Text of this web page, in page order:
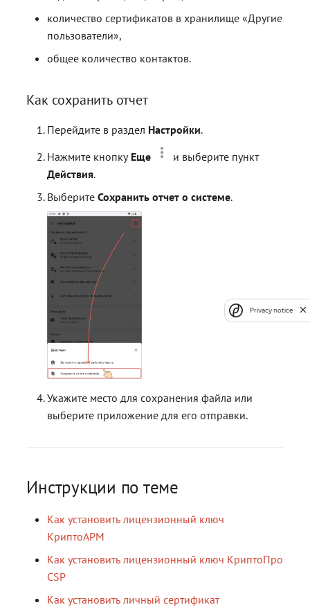
количество сертификатов в хранилище «Другие
пользователи»,
общее количество контактов.
Как сохранить отчет
Перейдите в раздел Настройки.
Нажмите кнопку Еще
и выберите пункт
Действия.
ВыберитеСохранить отчет о системе.
Укажите место для сохранения файла или
выберите приложение для его отправки.
Инструкции по теме
Как установить лицензионный ключ
КриптоАРМ
Как установить лицензионный ключ КриптоПро
CSP
Как установить личный сертификат
Privacy notice